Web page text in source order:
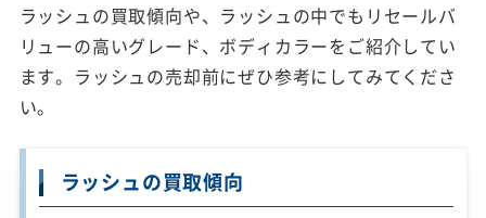
ラッシュの買取傾向や、ラッシュの中でもリセールバ
リューの高いグレード、ボディカラーをご紹介してい
ます。ラッシュの売却前にぜひ参考にしてみてくださ
い。
ラッシュの買取傾向